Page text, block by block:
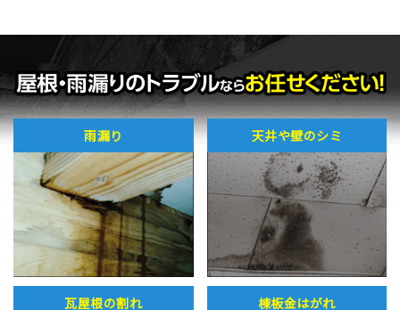
雨漏り 天井や壁のシミ
瓦屋根の割れ 棟板金はがれ